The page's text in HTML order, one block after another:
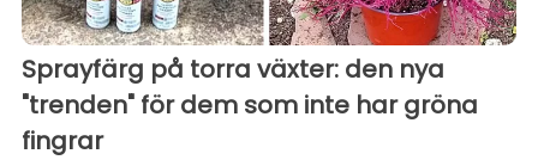
Sprayfärg på torra växter: den nya
"trenden" för dem som inte har gröna
fingrar